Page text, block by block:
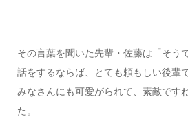
その言葉を聞いた先輩・佐藤は「そう
話をするならば、とても頼もしい後輩
みなさんにも可愛がられて、素敵です
た。